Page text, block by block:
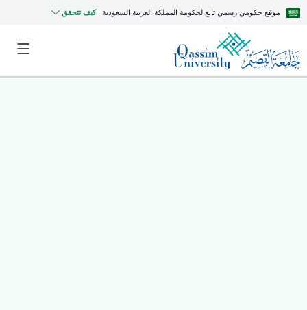
موقع حكومي رسمي تابع لحكومة المملكة العربية السعودية كيف تتحقق